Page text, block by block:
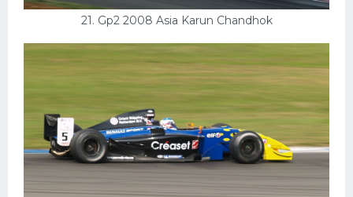
21. Gp2 2008 Asia Karun Chandhok